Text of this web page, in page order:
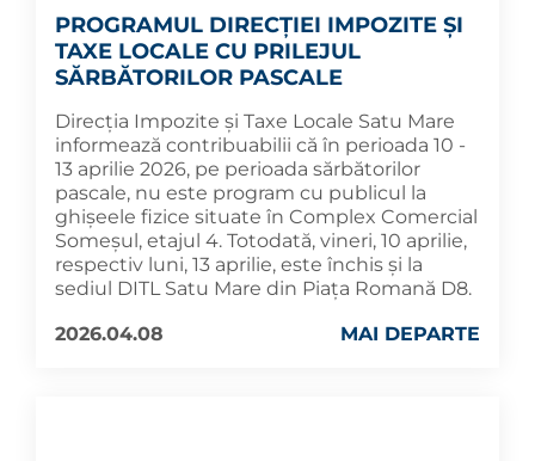
PROGRAMUL DIRECȚIEI IMPOZITE ȘI
TAXE LOCALE CU PRILEJUL
SĂRBĂTORILOR PASCALE
Direcția Impozite și Taxe Locale Satu Mare
informează contribuabilii că în perioada 10 -
13 aprilie 2026, pe perioada sărbătorilor
pascale, nu este program cu publicul la
ghișeele fizice situate în Complex Comercial
Someșul, etajul 4. Totodată, vineri, 10 aprilie,
respectiv luni, 13 aprilie, este închis și la
sediul DITL Satu Mare din Piața Romană D8.
2026.04.08
MAI DEPARTE